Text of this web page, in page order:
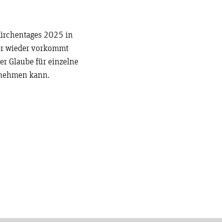
2025 in
wieder vorkommt
Glaube für einzelne
kann.